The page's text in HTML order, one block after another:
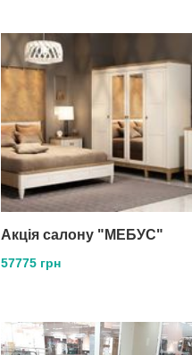
Акція салону "МЕБУС"
57775 грн